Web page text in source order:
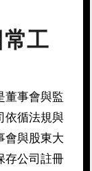
工
董事會與監
依循法規與
會與股東大
存公司註冊